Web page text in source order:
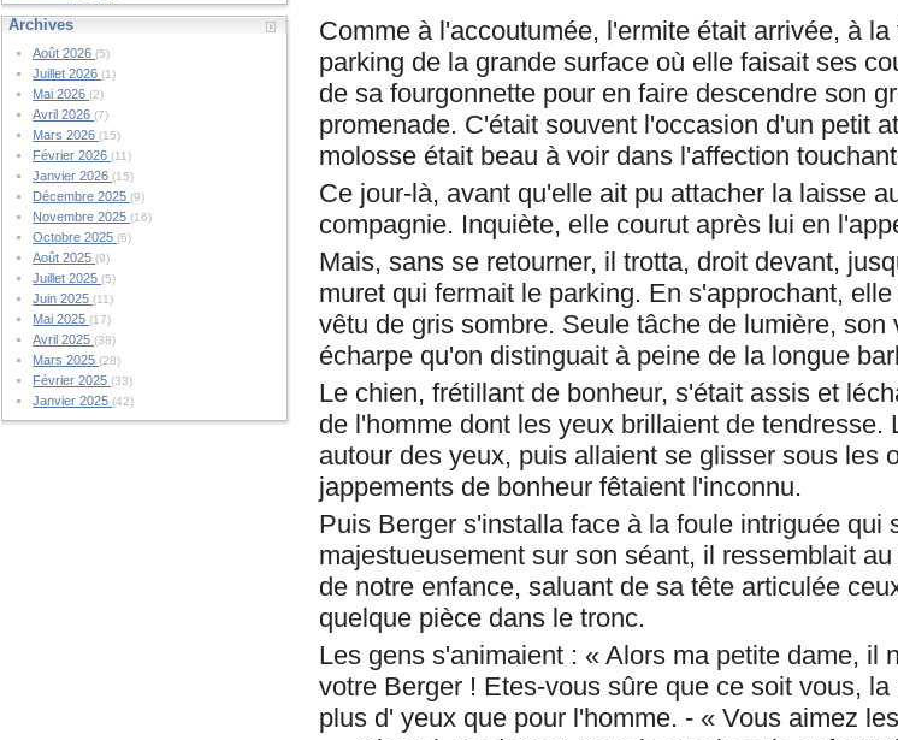
Archives
Août 2026(5)
Juillet 2026(1)
Mai 2026(2)
Avril 2026(7)
Mars 2026(15)
Février 2026(11)
Janvier 2026(15)
Décembre 2025(9)
Novembre 2025(16)
Octobre 2025(6)
Août 2025(9)
Juillet 2025(5)
Juin 2025(11)
Mai 2025(17)
Avril 2025(38)
Mars 2025(28)
Février 2025(33)
Janvier 2025(42)
Comme à l'accoutumée, l'ermite était arrivée, à
parking de la grande surface où elle faisait ses
de sa fourgonnette pour en faire descendre son
promenade. C'était souvent l'occasion d'un petit
molosse était beau à voir dans l'affection
Ce jour-là, avant qu'elle ait pu attacher la laisse
compagnie. Inquiète, elle courut après lui en
Mais, sans se retourner, il trotta, droit devant,
muret qui fermait le parking. En s'approchant,
vêtu de gris sombre. Seule tâche de lumière,
écharpe qu'on distinguait à peine de la longue
Le chien, frétillant de bonheur, s'était assis et
de l'homme dont les yeux brillaient de
autour des yeux, puis allaient se glisser sous les
jappements de bonheur fêtaient l'inconnu.
Puis Berger s'installa face à la foule intriguée qui
majestueusement sur son séant, il ressemblait
de notre enfance, saluant de sa tête articulée
quelque pièce dans le tronc.
Les gens s'animaient : « Alors ma petite dame, il
votre Berger ! Etes-vous sûre que ce soit vous,
plus d' yeux que pour l'homme. - « Vous aimez